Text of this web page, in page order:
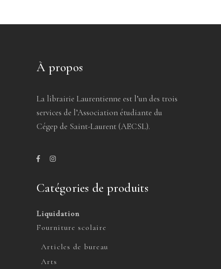
À propos
La librairie Laurentienne est l’un des trois
services de l’Association étudiante du
Cégep de Saint-Laurent (AECSL).
Catégories de produits
Liquidation
Fourniture scolaire
Articles de bureau
Arts